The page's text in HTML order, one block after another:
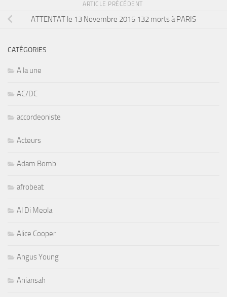
ARTICLE PRÉCÉDENT
ATTENTAT le 13 Novembre 2015 132 morts à PARIS
CATÉGORIES
A la une
AC/DC
accordeoniste
Acteurs
Adam Bomb
afrobeat
Al Di Meola
Alice Cooper
Angus Young
Aniansah